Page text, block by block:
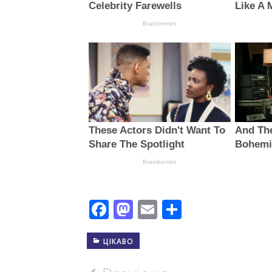
Facebook
Mastodon
Email
ЦІКАВО